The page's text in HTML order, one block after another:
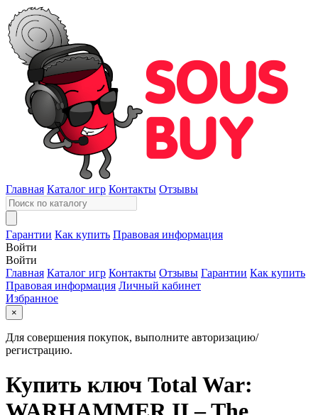
Главная Каталог игр Контакты Отзывы
Гарантии Как купить Правовая информация
Войти
Войти
Главная Каталог игр Контакты Отзывы Гарантии Как купить
Правовая информация Личный кабинет
Избранное
×
Для совершения покупок, выполните авторизацию/
регистрацию.
Купить ключ Total War: